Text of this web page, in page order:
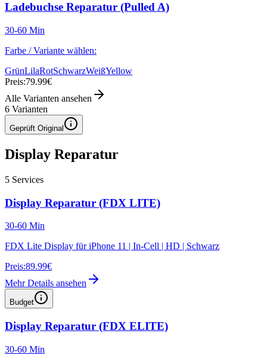
Ladebuchse Reparatur (Pulled A)
30-60 Min
Farbe / Variante wählen:
GrünLilaRotSchwarzWeißYellow
Preis:79.99€
Alle Varianten ansehen
6 Varianten
Geprüft Original
Display Reparatur
5 Services
Display Reparatur (FDX LITE)
30-60 Min
FDX Lite Display für iPhone 11 | In-Cell | HD | Schwarz
Preis:89.99€
Mehr Details ansehen
Budget
Display Reparatur (FDX ELITE)
30-60 Min